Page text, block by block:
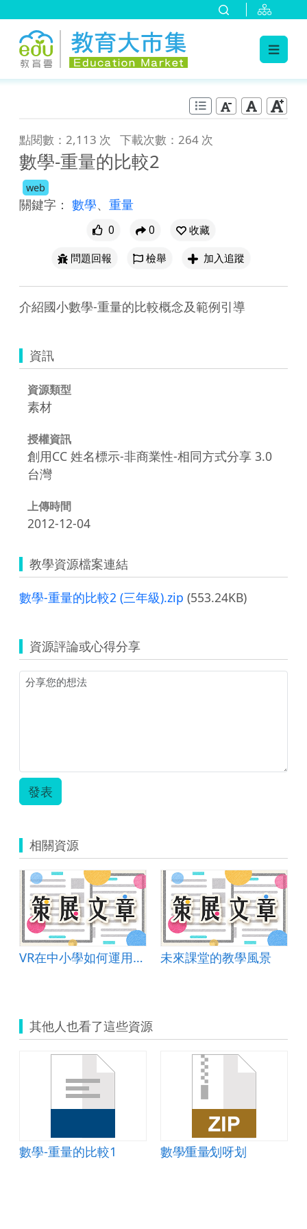
點閱數：2,113 次 下載次數：264 次
數學-重量的比較2
web
關鍵字： 數學、 重量
0 0
收藏
問題回報
檢舉 加入追蹤
介紹國小數學-重量的比較概念及範例引導
資訊
資源類型
素材
授權資訊
創用CC 姓名標示-非商業性-相同方式分享 3.0
台灣
上傳時間
2012-12-04
教學資源檔案連結
數學-重量的比較2 (三年級).zip (553.24KB)
資源評論或心得分享
發表
相關資源
VR在中小學如何運用才會有效教學 未來課堂的教學風景
其他人也看了這些資源
數學-重量的比較1 數學∕重量∕划呀划